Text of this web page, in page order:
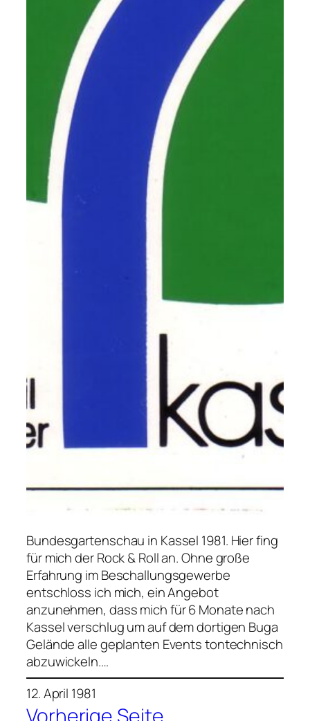
Bundesgartenschau in Kassel 1981. Hier fing
für mich der Rock & Roll an. Ohne große
Erfahrung im Beschallungsgewerbe
entschloss ich mich, ein Angebot
anzunehmen, dass mich für 6 Monate nach
Kassel verschlug um auf dem dortigen Buga
Gelände alle geplanten Events tontechnisch
abzuwickeln.…
12. April 1981